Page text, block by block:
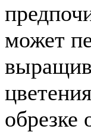
может
обрезке